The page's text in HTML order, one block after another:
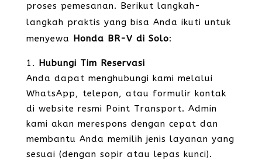
proses pemesanan. Berikut langkah-
langkah praktis yang bisa Anda ikuti untuk
menyewa Honda BR-V di Solo:
Hubungi Tim Reservasi
Anda dapat menghubungi kami melalui
WhatsApp, telepon, atau formulir kontak
di website resmi Point Transport. Admin
kami akan merespons dengan cepat dan
membantu Anda memilih jenis layanan yang
sesuai (dengan sopir atau lepas kunci).